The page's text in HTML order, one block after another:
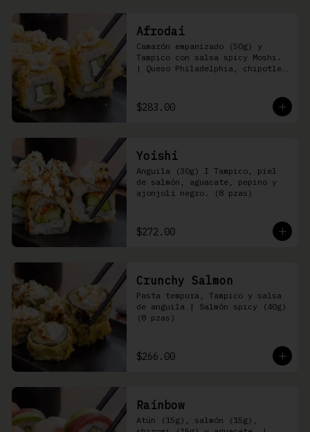
Afrodai
Camarón empanizado (50g) y
Tampico con salsa spicy Moshi.
| Queso Philadelphia, chipotle,
$283.00
Yoishi
Anguila (30g) I Tampico, piel
de salmón, aguacate, pepino y
ajonjolí negro. (8 pzas)
$272.00
Crunchy Salmon
Pasta tempura, Tampico y salsa
de anguila | Salmón spicy (40g)
(8 pzas)
$266.00
Rainbow
Atún (15g), salmón (15g),